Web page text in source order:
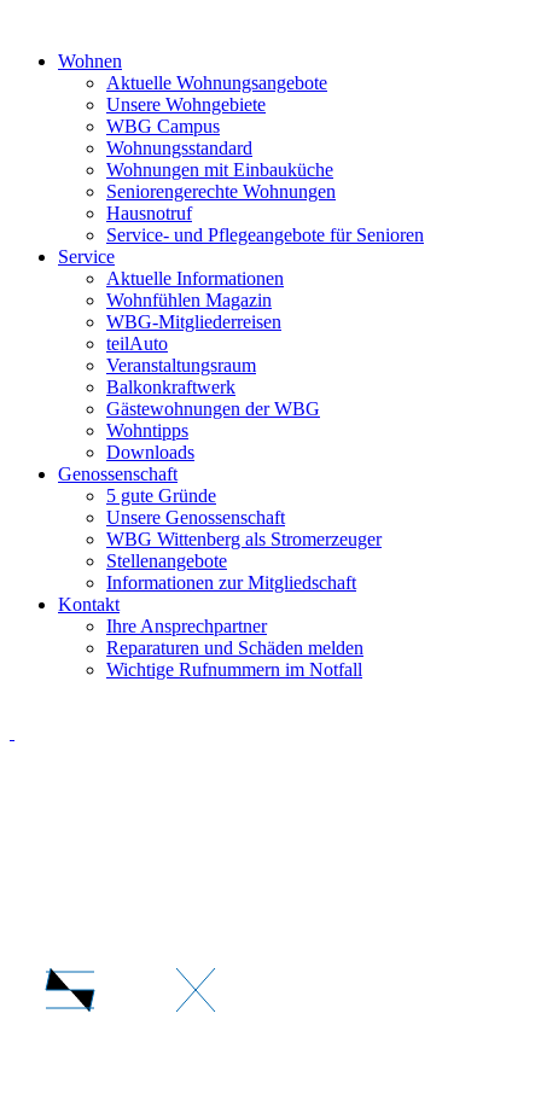
Wohnen
Aktuelle Wohnungsangebote
Unsere Wohngebiete
WBG Campus
Wohnungsstandard
Wohnungen mit Einbauküche
Seniorengerechte Wohnungen
Hausnotruf
Service- und Pflegeangebote für Senioren
Service
Aktuelle Informationen
Wohnfühlen Magazin
WBG-Mitgliederreisen
teilAuto
Veranstaltungsraum
Balkonkraftwerk
Gästewohnungen der WBG
Wohntipps
Downloads
Genossenschaft
5 gute Gründe
Unsere Genossenschaft
WBG Wittenberg als Stromerzeuger
Stellenangebote
Informationen zur Mitgliedschaft
Kontakt
Ihre Ansprechpartner
Reparaturen und Schäden melden
Wichtige Rufnummern im Notfall